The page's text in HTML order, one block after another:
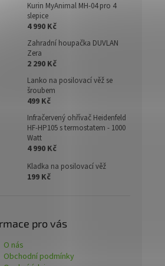
Kurin MyAnimal MH-04 pro 4
slepice
4 990 Kč
Zahradní houpačka DUVLAN
Zera
2 290 Kč
Lanko na posilovací věž se
šroubem
499 Kč
Infračervený ohřívač Heidenfeld
HF-HP105 s termostatem - 1000
Watt
4 990 Kč
Kladka na posilovací věž
199 Kč
pro vás
O nás
Obchodní podmínky